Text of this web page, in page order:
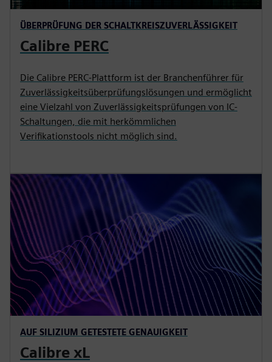
ÜBERPRÜFUNG DER SCHALTKREISZUVERLÄSSIGKEIT
Calibre PERC
Die Calibre PERC-Plattform ist der Branchenführer für
Zuverlässigkeitsüberprüfungslösungen und ermöglicht
eine Vielzahl von Zuverlässigkeitsprüfungen von IC-
Schaltungen, die mit herkömmlichen
Verifikationstools nicht möglich sind.
AUF SILIZIUM GETESTETE GENAUIGKEIT
Calibre xL